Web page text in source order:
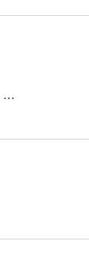
...